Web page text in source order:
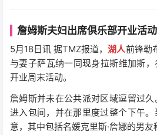
詹姆斯夫妇出席俱乐部开业活动
5月18日讯 据TMZ报道，湖人前锋勒
与妻子萨瓦纳一同现身拉斯维加斯
开业周末活动。
詹姆斯并未在公共派对区域逗留过
进入包间，并在那里度过整个下午
意，其中包括名媛克里斯·詹娜的男友